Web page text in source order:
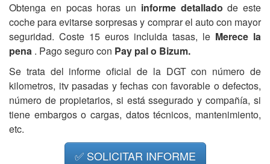
Obtenga en pocas horas un informe detalladode este
coche para evitarse sorpresas y comprar el auto con mayor
seguridad. Coste 15 euros incluida tasas, le Merece la
pena . Pago seguro con Pay pal o Bizum.
Se trata del informe oficial de la DGT con número de
kilometros, itv pasadas y fechas con favorable o defectos,
número de propietarios, si está ssegurado y compañía, si
tiene embargos o cargas, datos técnicos, mantenimiento,
etc.
✅ SOLICITAR INFORME